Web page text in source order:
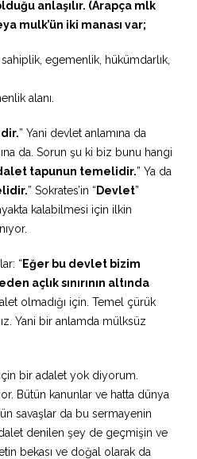
anlaşılır. (Arapça mlk
mulk’ün iki manası var;
egemenlik, hükümdarlık,
alanı.
” Yani devlet anlamına da
da. Sorun şu ki biz bunu hangi
tapunun temelidir.” Ya da
” Sokrates’in “ Devlet”
kalabilmesi için ilkin
“ Eğer bu devlet bizim
açlık sınırının altında
olmadığı için. Temel çürük
Yani bir anlamda mülksüz
bir adalet yok diyorum.
Bütün kanunlar ve hatta dünya
savaşlar da bu sermayenin
denilen şey de geçmişin ve
bekası ve doğal olarak da